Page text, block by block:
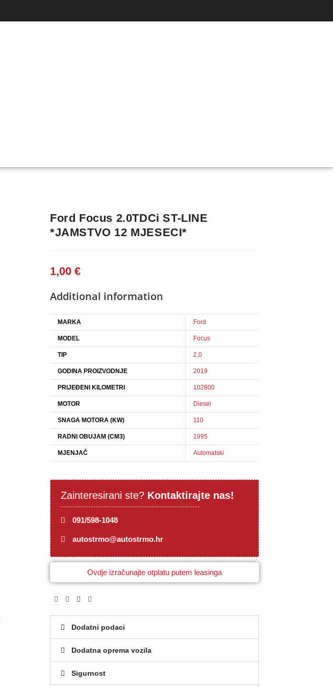
Ford Focus 2.0TDCi ST-LINE
*JAMSTVO 12 MJESECI*
1,00€
Additional information
MARKA Ford
MODEL Focus
TIP 2,0
GODINA PROIZVODNJE 2019
PRIJEĐENI KILOMETRI 102800
MOTOR Diesel
SNAGA MOTORA (KW) 110
RADNI OBUJAM (CM3) 1995
MJENJAČ Automatski
Zainteresirani ste? Kontaktirajte nas!
091/598-1048
autostrmo@autostrmo.hr
Ovdje izračunajte otplatu putem leasinga
Dodatni podaci
Dodatna oprema vozila
Sigurnost